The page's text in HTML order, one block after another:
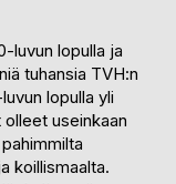
luvun lopulla ja
tuhansia TVH:n
lopulla yli
olleet useinkaan
koillismaalta.